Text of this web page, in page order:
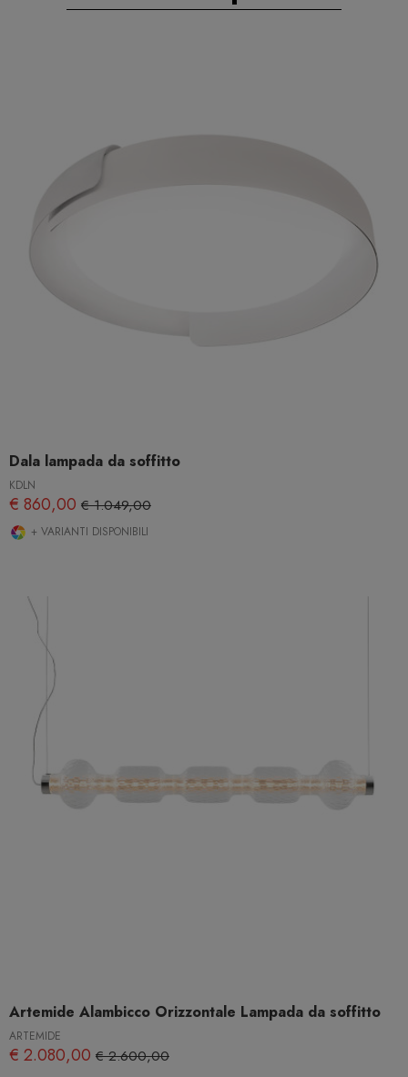
Dala lampada da soffitto
KDLN
€ 860,00 € 1.049,00
+ VARIANTI DISPONIBILI
Artemide Alambicco Orizzontale Lampada da soffitto
ARTEMIDE
€ 2.080,00 € 2.600,00